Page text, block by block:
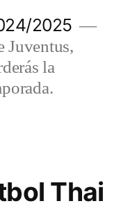
2025
Juventus,
la
Thai